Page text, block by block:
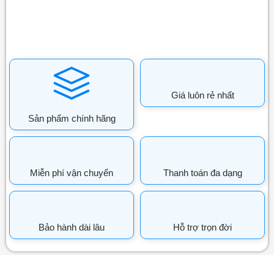
Sản phẩm chính hãng
Giá luôn rẻ nhất
Miễn phí vận chuyển Thanh toán đa dạng
Bảo hành dài lâu Hỗ trợ trọn đời